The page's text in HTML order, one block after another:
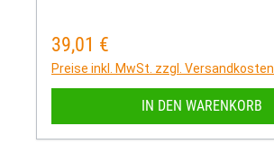
Regulärer Preis:
39,01 €
Preise inkl. MwSt. zzgl. Versandkosten
IN DEN WARENKORB